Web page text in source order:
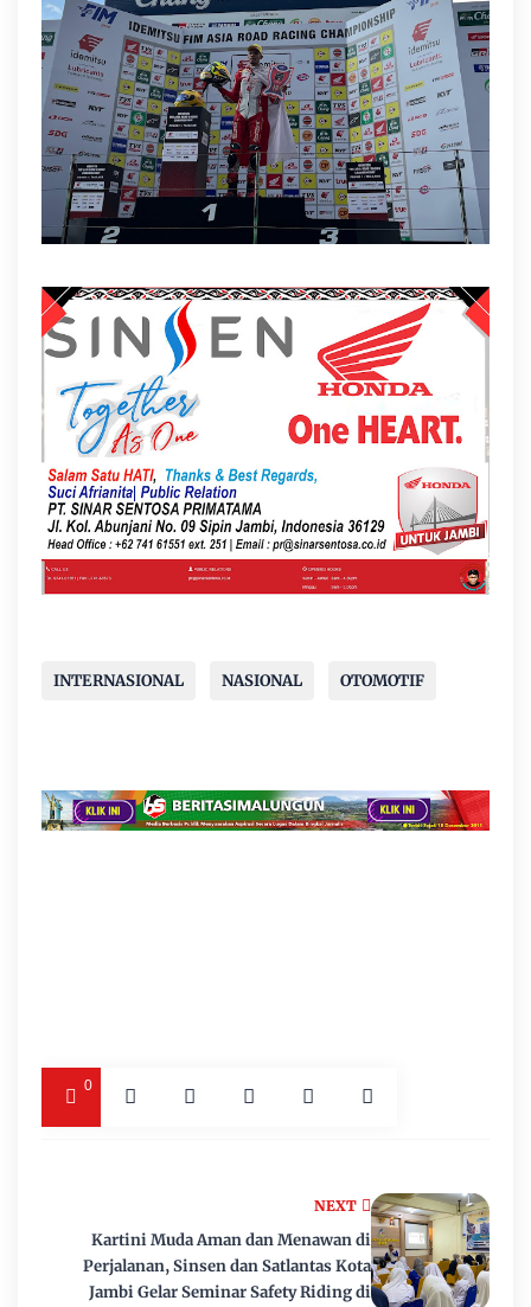
INTERNASIONAL NASIONAL OTOMOTIF
0
NEXT
Kartini Muda Aman dan Menawan di
Perjalanan, Sinsen dan Satlantas Kota
Jambi Gelar Seminar Safety Riding di